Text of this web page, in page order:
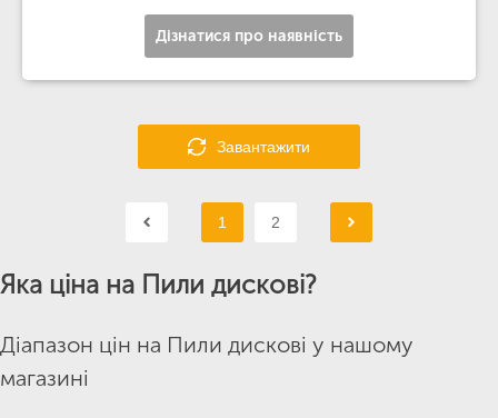
Дізнатися про наявність
Завантажити
1 2
Яка ціна на Пили дискові?
Діапазон цін на Пили дискові у нашому
магазині